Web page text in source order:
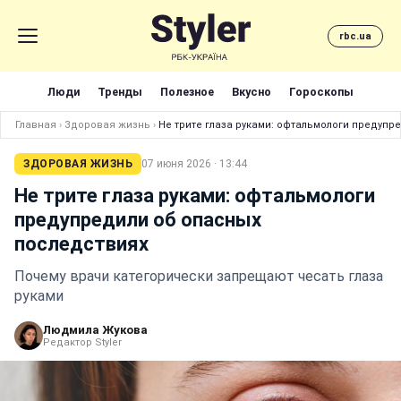
rbc.ua
Люди Тренды Полезное Вкусно Гороскопы
Главная › Здоровая жизнь › Не трите глаза руками: офтальмологи
ЗДОРОВАЯ ЖИЗНЬ 07 июня 2026 · 13:44
Не трите глаза руками: офтальмологи
предупредили об опасных
последствиях
Почему врачи категорически запрещают чесать глаза
руками
Людмила Жукова
Редактор Styler